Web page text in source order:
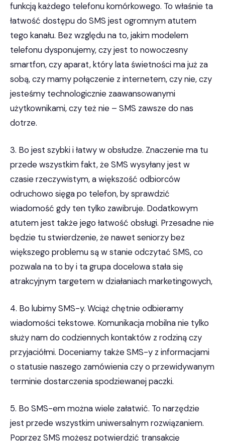
funkcją każdego telefonu komórkowego. To właśnie ta
łatwość dostępu do SMS jest ogromnym atutem
tego kanału. Bez względu na to, jakim modelem
telefonu dysponujemy, czy jest to nowoczesny
smartfon, czy aparat, który lata świetności ma już za
sobą, czy mamy połączenie z internetem, czy nie, czy
jesteśmy technologicznie zaawansowanymi
użytkownikami, czy też nie – SMS zawsze do nas
dotrze.
3. Bo jest szybki i łatwy w obsłudze. Znaczenie ma tu
przede wszystkim fakt, że SMS wysyłany jest w
czasie rzeczywistym, a większość odbiorców
odruchowo sięga po telefon, by sprawdzić
wiadomość gdy ten tylko zawibruje. Dodatkowym
atutem jest także jego łatwość obsługi. Przesadne nie
będzie tu stwierdzenie, że nawet seniorzy bez
większego problemu są w stanie odczytać SMS, co
pozwala na to by i ta grupa docelowa stała się
atrakcyjnym targetem w działaniach marketingowych,
4. Bo lubimy SMS-y. Wciąż chętnie odbieramy
wiadomości tekstowe. Komunikacja mobilna nie tylko
służy nam do codziennych kontaktów z rodziną czy
przyjaciółmi. Doceniamy także SMS-y z informacjami
o statusie naszego zamówienia czy o przewidywanym
terminie dostarczenia spodziewanej paczki.
5. Bo SMS-em można wiele załatwić. To narzędzie
jest przede wszystkim uniwersalnym rozwiązaniem.
Poprzez SMS możesz potwierdzić transakcję